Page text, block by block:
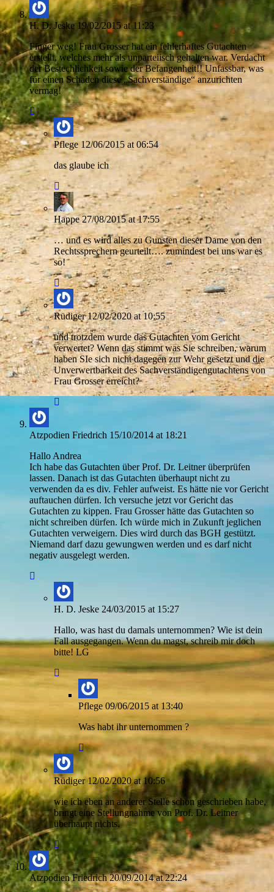
H. D. Jeske 19/02/2015 at 11:23
Finger weg! Frau Grosser hat ein fehlerhaftes Gutachten
erstellt, welches mehr als unparteiisch gehalten war. Verdacht
der Bestechlichkeit sowie der Befangenheit!! Unfassbar, was
für einen Schaden diese „Sachverständige“ anzurichten
vermag!
Pflege 12/06/2015 at 06:54
das glaube ich
Happe 27/08/2015 at 17:55
… und es wird alles zu Gunsten dieser Dame von den
Rechtssprechern geurteilt…. zumindest bei uns war es
so!
Rüdiger 12/02/2020 at 10:55
und trotzdem wurde das Gutachten vom Gericht
verwertet? Wenn das stimmt was Sie schreiben, warum
haben SIe sich nicht dagegen zur Wehr gesetzt und die
Unverwertbarkeit des Sachverständigengutachtens von
Frau Grosser erreicht?
Atzpodien Friedrich 15/10/2014 at 18:21
Hallo Andrea
Ich habe das Gutachten über Prof. Dr. Leitner überprüfen
lassen. Danach ist das Gutachten überhaupt nicht zu
verwenden da es div. Fehler aufweist. Es hätte nie vor Gericht
auftauchen dürfen. Ich versuche jetzt vor Gericht das
Gutachten zu kippen. Frau Grosser hätte das Gutachten so
nicht schreiben dürfen. Ich würde mich in Zukunft jeglichen
Gutachten verweigern. Dies wird durch das BGH gestützt.
Niemand darf dazu gewungwen werden und es darf nicht
negativ ausgelegt werden.
H. D. Jeske 24/03/2015 at 15:27
Hallo, was hast du damals unternommen? Wie ist dein
Fall ausgegangen. Wenn du magst, schreib mir doch
bitte! LG
Pflege 09/06/2015 at 13:40
Was habt ihr unternommen ?
Rüdiger 12/02/2020 at 10:56
wie ich eben an anderer Stelle schon geschrieben habe,
bringt eine Stellungnahme von Prof. Dr. Leitner
überhaupt nichts.
Atzpodien Friedrich 20/09/2014 at 22:24